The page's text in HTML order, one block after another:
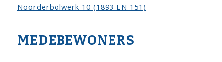
Noorderbolwerk 10 (1893 EN 151)
MEDEBEWONERS